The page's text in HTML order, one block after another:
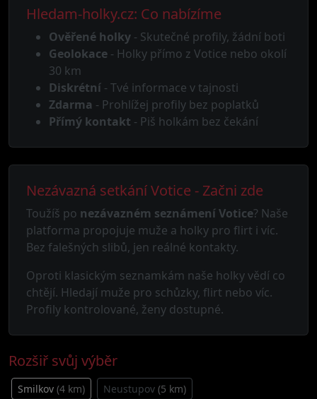
Hledam-holky.cz: Co nabízíme
Ověřené holky - Skutečné profily, žádní boti
Geolokace - Holky přímo z Votice nebo okolí
30 km
Diskrétní - Tvé informace v tajnosti
Zdarma - Prohlížej profily bez poplatků
Přímý kontakt - Piš holkám bez čekání
Nezávazná setkání Votice - Začni zde
Toužíš po nezávazném seznámení Votice? Naše
platforma propojuje muže a holky pro flirt i víc.
Bez falešných slibů, jen reálné kontakty.
Oproti klasickým seznamkám naše holky vědí co
chtějí. Hledají muže pro schůzky, flirt nebo víc.
Profily kontrolované, ženy dostupné.
Rozšiř svůj výběr
Smilkov (4 km) Neustupov (5 km)